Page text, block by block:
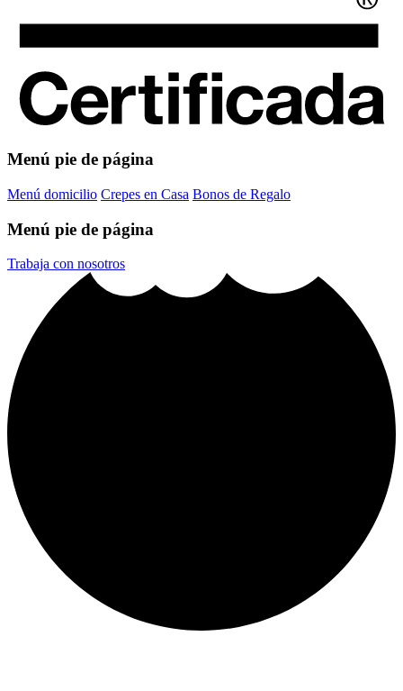
Menú pie de página
Menú domicilio Crepes en Casa Bonos de Regalo
Menú pie de página
Trabaja con nosotros